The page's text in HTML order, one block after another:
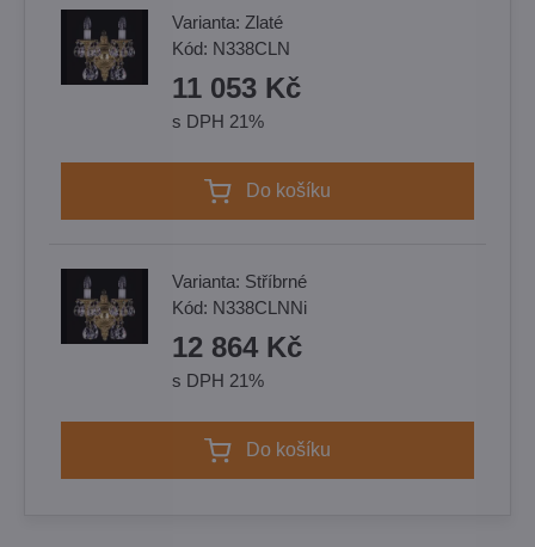
Varianta: Zlaté
Kód: N338CLN
11 053 Kč
s DPH 21%
Do košíku
Varianta: Stříbrné
Kód: N338CLNNi
12 864 Kč
s DPH 21%
Do košíku